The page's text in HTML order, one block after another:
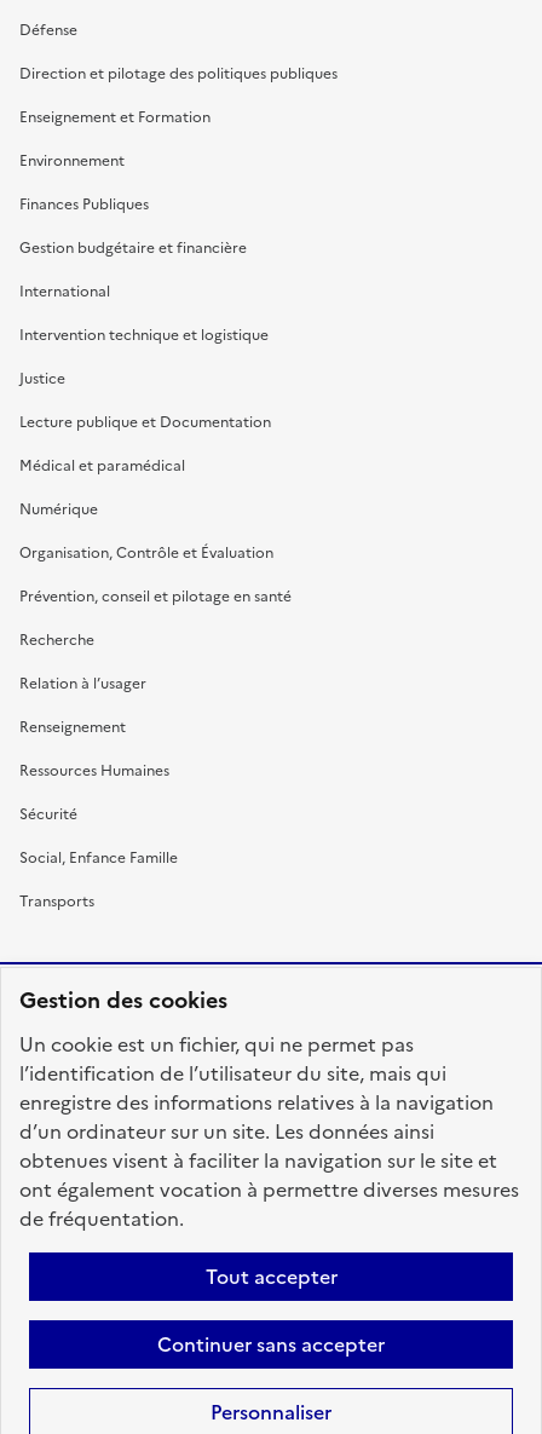
Gestion des cookies
Un cookie est un fichier, qui ne permet pas
l’identification de l’utilisateur du site, mais qui
enregistre des informations relatives à la navigation
d’un ordinateur sur un site. Les données ainsi
obtenues visent à faciliter la navigation sur le site et
ont également vocation à permettre diverses mesures
de fréquentation.
Tout accepter
Continuer sans accepter
Personnaliser
Défense
Direction et pilotage des politiques publiques
Enseignement et Formation
Environnement
Finances Publiques
Gestion budgétaire et financière
International
Intervention technique et logistique
Justice
Lecture publique et Documentation
Médical et paramédical
Numérique
Organisation, Contrôle et Évaluation
Prévention, conseil et pilotage en santé
Recherche
Relation à l’usager
Renseignement
Ressources Humaines
Sécurité
Social, Enfance Famille
Transports
FRANÇAISE
fonction-publique.gouv.fr
legifrance.gouv.fr
gouvernement.fr
Accessibilité : totalement conforme
Personnaliser les cookies
Mentions légales Contact
candidats
Sauf mention contraire, tous les textes de ce site sont sous